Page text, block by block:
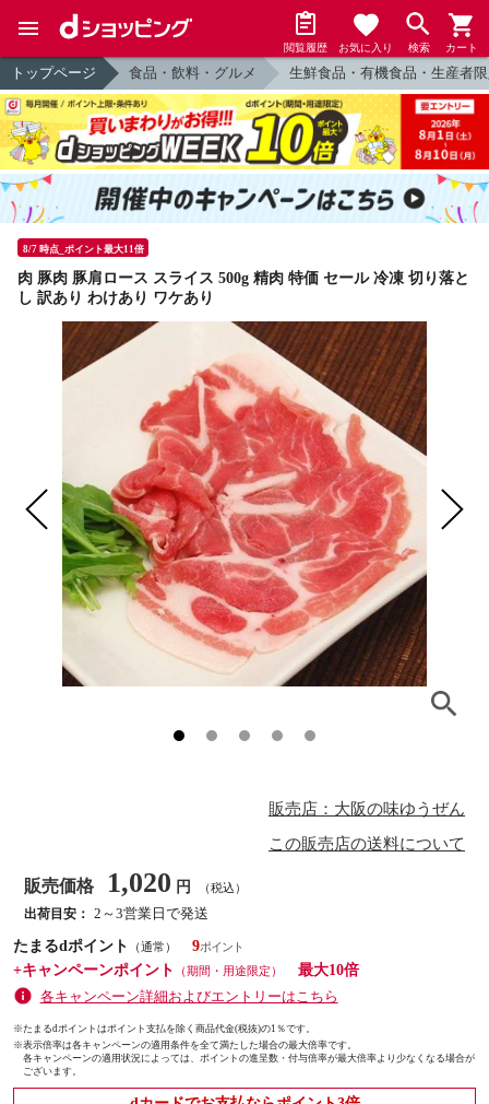
閲覧履歴 お気に入り 検索 カート
トップページ 食品・飲料・グルメ 生鮮食品・有機食品・生産者
8/7 時点_ポイント最大11倍
肉 豚肉 豚肩ロース スライス 500g 精肉 特価 セール 冷凍 切り落と
し 訳あり わけあり ワケあり
販売店：大阪の味ゆうぜん
この販売店の送料について
販売価格 1,020 円 （税込）
出荷目安： 2～3営業日で発送
たまるdポイント
（通常）
9
+キャンペーンポイント
（期間・用途限定）
最大10倍
各キャンペーン詳細およびエントリーはこちら
※たまるdポイントはポイント支払を除く商品代金(税抜)の1％です。
※表示倍率は各キャンペーンの適用条件を全て満たした場合の最大倍率です。
各キャンペーンの適用状況によっては、ポイントの進呈数・付与倍率が最大倍率より少なくなる場合が
ございます。